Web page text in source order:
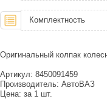
Комплектность
Оригинальный колпак
Артикул: 8450091459
Производитель: АвтоВАЗ
Цена: за 1 шт.